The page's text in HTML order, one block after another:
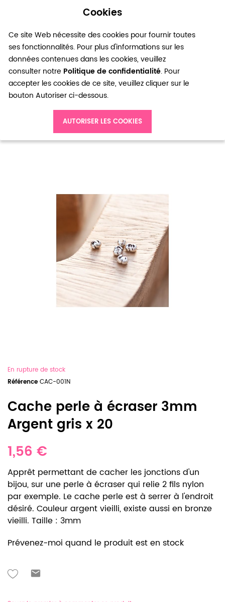
Cookies
Ce site Web nécessite des cookies pour fournir toutes
ses fonctionnalités. Pour plus d'informations sur les
données contenues dans les cookies, veuillez
consulter notre Politique de confidentialité. Pour
accepter les cookies de ce site, veuillez cliquer sur le
bouton Autoriser ci-dessous.
AUTORISER LES COOKIES
0
Cache perle à écraser 3mm Argent gris x 20
En rupture de stock
Référence CAC-001N
Cache perle à écraser 3mm
Argent gris x 20
1,56 €
Apprêt permettant de cacher les jonctions d'un
bijou, sur une perle à écraser qui relie 2 fils nylon
par exemple. Le cache perle est à serrer à l'endroit
désiré. Couleur argent vieilli, existe aussi en bronze
vieilli. Taille : 3mm
Prévenez-moi quand le produit est en stock